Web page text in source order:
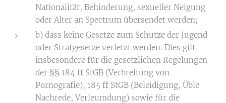
Nationalität, Behinderung, sexueller Neigung
oder Alter an Spectrum übersendet werden;
b) dass keine Gesetze zum Schutze der Jugend
oder Strafgesetze verletzt werden. Dies gilt
insbesondere für die gesetzlichen Regelungen
der §§ 184 ff StGB (Verbreitung von
Pornografie), 185 ff StGB (Beleidigung, Üble
Nachrede, Verleumdung) sowie für die